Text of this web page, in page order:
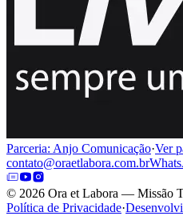
Parceria: Anjo Comunicação·Ver
contato@oraetlabora.com.br
© 2026 Ora et Labora — Missão
Política de Privacidade·